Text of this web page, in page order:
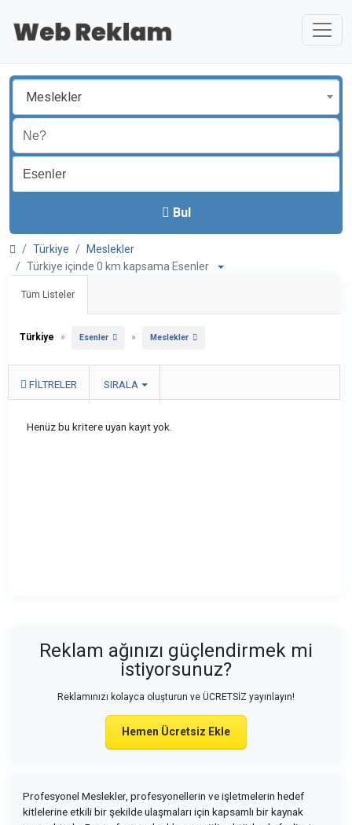
Meslekler
Bul
Türkiye
Meslekler
Türkiye içinde 0 km kapsama Esenler
Tüm Listeler
Türkiye » Esenler » Meslekler
FILTRELER SIRALA
Henüz bu kritere uyan kayıt yok.
Reklam ağınızı güçlendirmek mi
istiyorsunuz?
Reklamınızı kolayca oluşturun ve ÜCRETSİZ yayınlayın!
Hemen Ücretsiz Ekle
Profesyonel Meslekler, profesyonellerin ve işletmelerin hedef
kitlelerine etkili bir şekilde ulaşmaları için kapsamlı bir kaynak